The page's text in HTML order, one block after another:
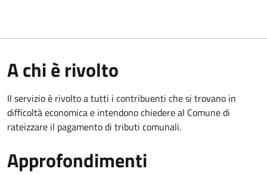
A chi è rivolto
Il servizio è rivolto a tutti i contribuenti che si trovano in
difficoltà economica e intendono chiedere al Comune di
rateizzare il pagamento di tributi comunali.
Approfondimenti